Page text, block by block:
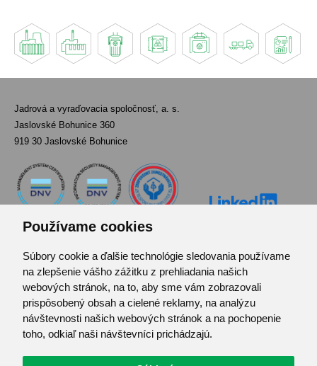
Používame cookies
Súbory cookie a ďalšie technológie sledovania používame
na zlepšenie vášho zážitku z prehliadania našich
webových stránok, na to, aby sme vám zobrazovali
prispôsobený obsah a cielené reklamy, na analýzu
návštevnosti našich webových stránok a na pochopenie
toho, odkiaľ naši návštevníci prichádzajú.
Jadrová a vyraďovacia spoločnosť, a. s.
Jaslovské Bohunice 360
919 30 Jaslovské Bohunice
Kontakt
Pozvánka do infocentra
Zoznam použitých skratiek
Mapa stránok
RSS